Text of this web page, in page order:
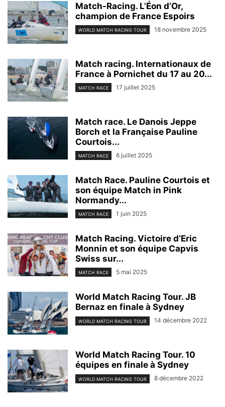
Match-Racing. L’Éon d’Or,
champion de France Espoirs
WORLD MATCH RACING TOUR 18 novembre 2025
Match racing. Internationaux de
France à Pornichet du 17 au 20...
MATCH RACE 17 juillet 2025
Match race. Le Danois Jeppe
Borch et la Française Pauline
Courtois...
MATCH RACE 6 juillet 2025
Match Race. Pauline Courtois et
son équipe Match in Pink
Normandy...
MATCH RACE 1 juin 2025
Match Racing. Victoire d’Eric
Monnin et son équipe Capvis
Swiss sur...
MATCH RACE 5 mai 2025
World Match Racing Tour. JB
Bernaz en finale à Sydney
WORLD MATCH RACING TOUR 14 décembre 2022
World Match Racing Tour. 10
équipes en finale à Sydney
WORLD MATCH RACING TOUR 8 décembre 2022